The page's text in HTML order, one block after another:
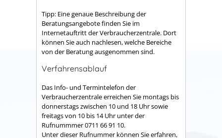
Tipp: Eine genaue Beschreibung der
Beratungsangebote finden Sie im
Internetauftritt der Verbraucherzentrale. Dort
können Sie auch nachlesen, welche Bereiche
von der Beratung ausgenommen sind.
Verfahrensablauf
Das Info- und Termintelefon der
Verbraucherzentrale erreichen Sie montags bis
donnerstags zwischen 10 und 18 Uhr sowie
freitags von 10 bis 14 Uhr unter der
Rufnummmer 0711 66 91 10.
Unter dieser Rufnummer können Sie erfahren,